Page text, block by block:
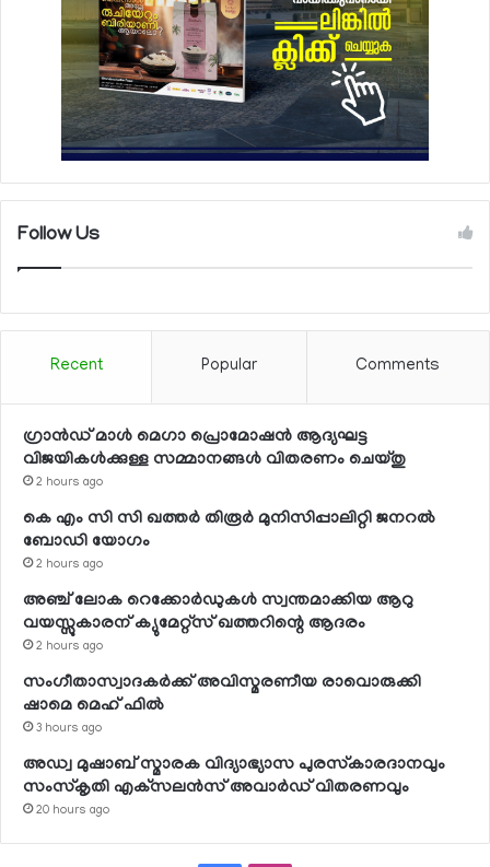
Follow Us
Recent Popular Comments
ഗ്രാന്‍ഡ് മാള്‍ മെഗാ പ്രൊമോഷന്‍ ആദ്യഘട്ട
വിജയികള്‍ക്കുള്ള സമ്മാനങ്ങള്‍ വിതരണം ചെയ്തു
2 hours ago
കെ എം സി സി ഖത്തര്‍ തിരൂര്‍ മുനിസിപ്പാലിറ്റി ജനറല്‍
ബോഡി യോഗം
2 hours ago
അഞ്ച് ലോക റെക്കോര്‍ഡുകള്‍ സ്വന്തമാക്കിയ ആറു
വയസ്സുകാരന് ക്യുമേറ്റ്‌സ് ഖത്തറിന്റെ ആദരം
2 hours ago
സംഗീതാസ്വാദകര്‍ക്ക് അവിസ്മരണീയ രാവൊരുക്കി
ഷാമെ മെഹ് ഫില്‍
3 hours ago
അഡ്വ മുഷാബ് സ്മാരക വിദ്യാഭ്യാസ പുരസ്‌കാരദാനവും
സംസ്‌കൃതി എക്‌സലന്‍സ് അവാര്‍ഡ് വിതരണവും
20 hours ago